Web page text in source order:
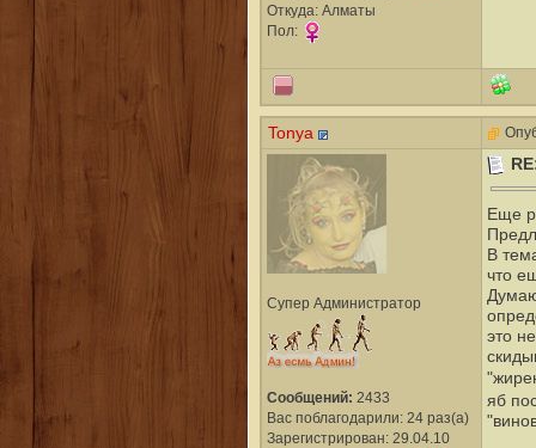
Откуда: Алматы
Пол:
Tonya
Супер Администратор
Сообщений: 2433
Вас поблагодарили: 24 раз(а)
Зарегистрирован: 29.04.10
Еще
В
что
это
яб